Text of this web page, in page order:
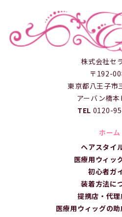
株式会社セ
〒192-
東京都八王子市
アーバン橋
TEL 0120-
ホーム
ヘアスタイ
医療用ウィッ
初心者ガ
装着方法に
提携店・代
医療用ウィッグの